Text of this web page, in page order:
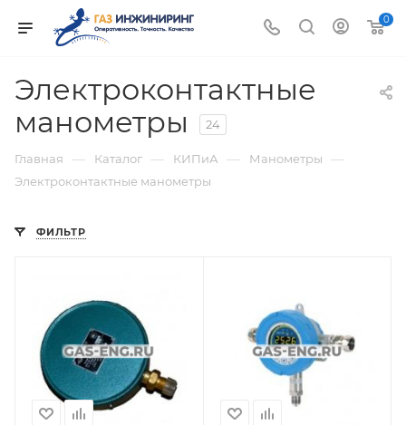
0
Электроконтактные
манометры
24
Главная — Каталог — КИПиА — Манометры —
Электроконтактные манометры
ФИЛЬТР